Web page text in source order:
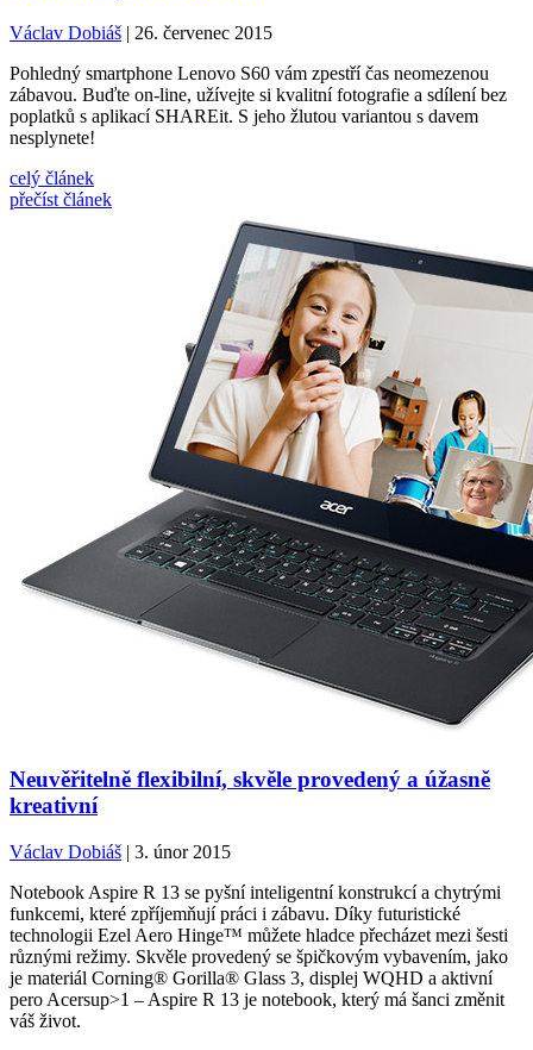
Václav Dobiáš | 26. červenec 2015
Pohledný smartphone Lenovo S60 vám zpestří čas neomezenou
zábavou. Buďte on-line, užívejte si kvalitní fotografie a sdílení bez
poplatků s aplikací SHAREit. S jeho žlutou variantou s davem
nesplynete!
celý článek
přečíst článek
Neuvěřitelně flexibilní, skvěle provedený a úžasně
kreativní
Václav Dobiáš | 3. únor 2015
Notebook Aspire R 13 se pyšní inteligentní konstrukcí a chytrými
funkcemi, které zpříjemňují práci i zábavu. Díky futuristické
technologii Ezel Aero Hinge™ můžete hladce přecházet mezi šesti
různými režimy. Skvěle provedený se špičkovým vybavením, jako
je materiál Corning® Gorilla® Glass 3, displej WQHD a aktivní
pero Acersup>1 – Aspire R 13 je notebook, který má šanci změnit
váš život.